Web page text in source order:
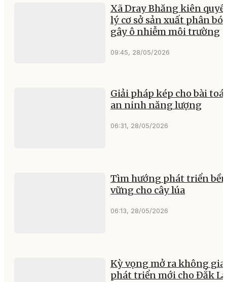
Xã Dray Bhăng kiên
lý cơ sở sản xuất phân
gây ô nhiễm môi trường
09:45, 28/05/2026
Giải pháp kép cho bài
an ninh năng lượng
06:31, 28/05/2026
Tìm hướng phát triển bền
vững cho cây lúa
06:13, 28/05/2026
Kỳ vọng mở ra không
phát triển mới cho Đắk